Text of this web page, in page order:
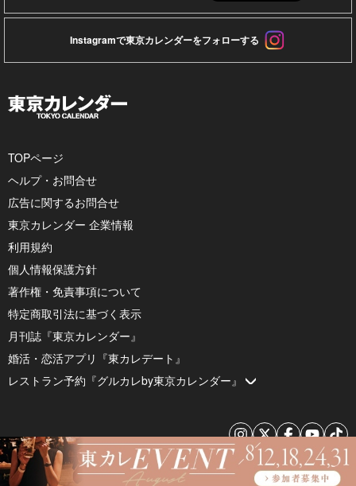
Instagramで東京カレンダーをフォローする
TOPページ
ヘルプ・お問合せ
広告に関するお問合せ
東京カレンダー 企業情報
利用規約
個人情報保護方針
著作権・免責事項について
特定商取引法に基づく表示
月刊誌『東京カレンダー』
婚活・恋活アプリ『東カレデート』
レストラン予約『グルカレby東京カレンダー』
© 2026 by Tokyo Calendar, Inc.